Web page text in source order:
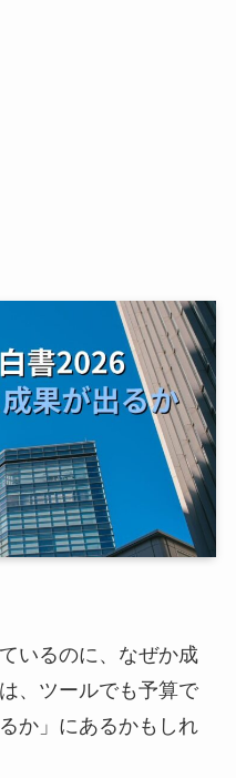
いるのに、なぜか成
、ツールでも予算で
か」にあるかもしれ